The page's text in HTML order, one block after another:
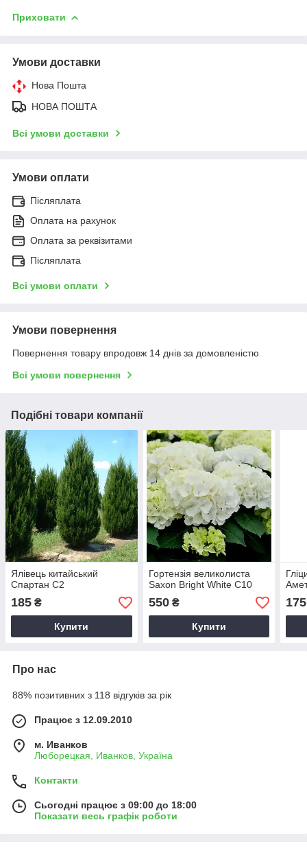
Приховати
Умови доставки
Нова Пошта
НОВА ПОШТА
Всі умови доставки
Умови оплати
Післяплата
Оплата на рахунок
Оплата за реквізитами
Післяплата
Всі умови оплати
Умови повернення
Повернення товару впродовж 14 днів за домовленістю
Всі умови повернення
Подібні товари компанії
Ялівець китайський
Спартан С2
185 ₴
Купити
Гортензія великолиста
Saxon Bright White С10
550₴
Купити
175
Про нас
88% позитивних з 118 відгуків за рік
Працює з 12.09.2010
м. Иванков
Люборецкая, Иванков, Україна
Контакти
Сьогодні працює з 09:00 до 18:00
Показати весь графік роботи